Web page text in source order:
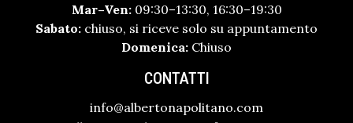
Mar–Ven:09:30–13:30, 16:30–19:30
Sabato: chiuso, si riceve solo su appuntamento
Domenica: Chiuso
CONTATTI
info@albertonapolitano.com